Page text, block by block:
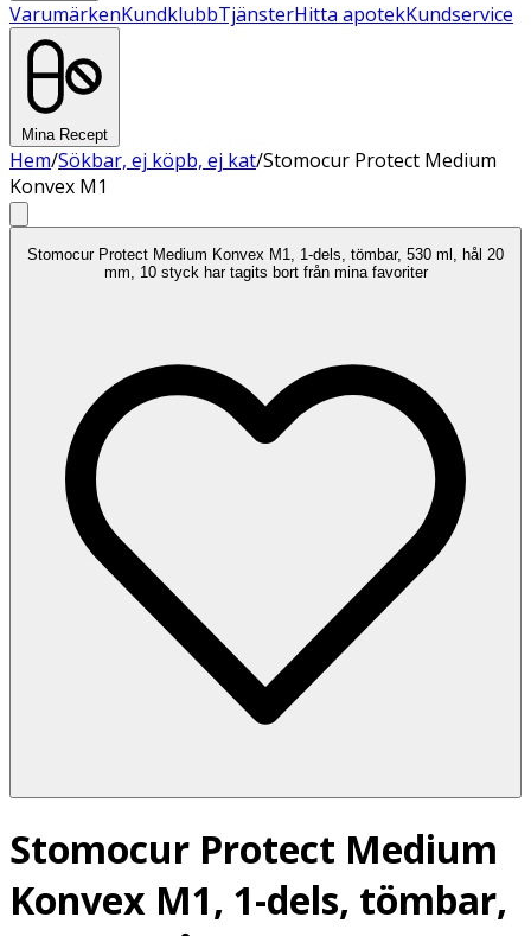
VarumärkenKundklubbTjänsterHitta apotekKundservice
Mina Recept
Hem/Sökbar, ej köpb, ej kat/Stomocur Protect Medium
Konvex M1
Stomocur Protect Medium Konvex M1, 1-dels, tömbar, 530 ml, hål 20
mm, 10 styck har tagits bort från mina favoriter
Stomocur Protect Medium
Konvex M1, 1-dels, tömbar,